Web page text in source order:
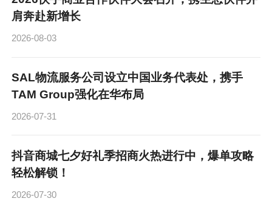
肩奔赴新增长
2026-08-03
SAL物流服务公司设立中国业务代表处，携手
TAM Group强化在华布局
2026-07-31
抖音商城七夕好礼季招商火热进行中，爆单攻略
轻松解锁！
2026-07-30